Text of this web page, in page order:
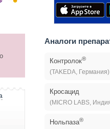
Аналоги
Контролок®
(TAKEDA, Германия)
Кросацид
(MICRO LABS,
Нольпаза®